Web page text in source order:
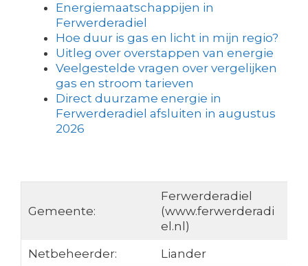
Energiemaatschappijen in
Ferwerderadiel
Hoe duur is gas en licht in mijn regio?
Uitleg over overstappen van energie
Veelgestelde vragen over vergelijken
gas en stroom tarieven
Direct duurzame energie in
Ferwerderadiel afsluiten in augustus
2026
Gemeente:
Ferwerderadiel
(www.ferwerderadi
el.nl)
Netbeheerder:
Liander